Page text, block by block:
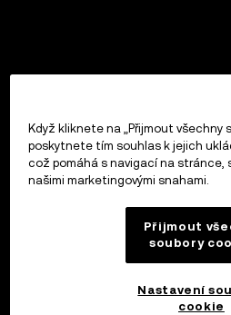
Když kliknete na „Přijmout všechny
poskytnete tím souhlas k jejich
což pomáhá s navigací na stránce,
našimi marketingovými snahami.
Přijmout
soubory
Nastavení
cookie